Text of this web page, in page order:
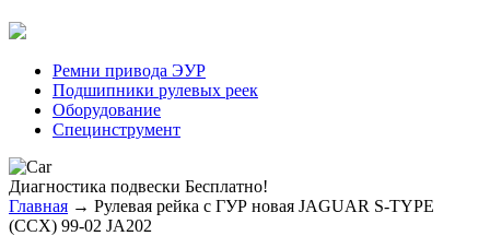
Ремни привода ЭУР
Подшипники рулевых реек
Оборудование
Специнструмент
Диагностика подвески Бесплатно!
Главная → Рулевая рейка с ГУР новая JAGUAR S-TYPE
(CCX) 99-02 JA202